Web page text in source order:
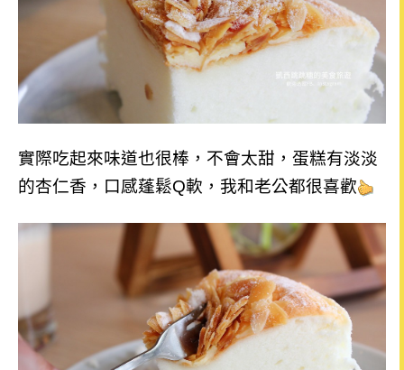
實際吃起來味道也很棒，不會太甜，蛋糕有淡淡
的杏仁香，口感蓬鬆Q軟，我和老公都很喜歡